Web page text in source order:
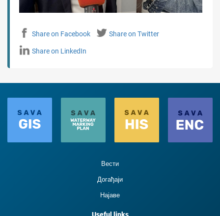
Share on Facebook Share on Twitter
Share on LinkedIn
Вести
Догађаји
Најаве